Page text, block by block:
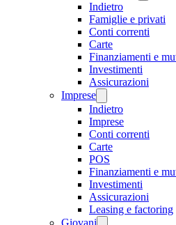
Indietro
Famiglie e privati
Conti correnti
Carte
Finanziamenti e
Investimenti
Assicurazioni
Imprese
Indietro
Imprese
Conti correnti
Carte
POS
Finanziamenti e
Investimenti
Assicurazioni
Leasing e factoring
Giovani